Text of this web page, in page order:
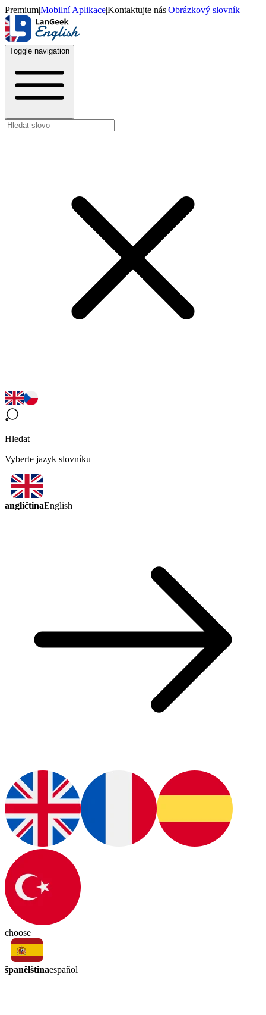
Premium|Mobilní Aplikace|Kontaktujte nás|Obrázkový slovník
Toggle navigation
Hledat
Vyberte jazyk slovníku
angličtinaEnglish
choose
španělštinaespañol